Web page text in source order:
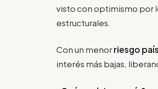
visto con optimismo por
estructurales.
Con un menorriesgo
interés más bajas,